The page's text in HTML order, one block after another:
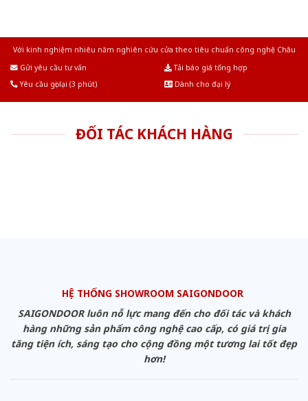
Với kinh nghiệm nhiêu năm nghiên cứu cửa theo tiêu chuẩn công nghệ Châu
Gửi yêu cầu tư vấn
Tải báo giá tổng hợp
Yêu cầu gọi lại (3 phút)
Dành cho đại lý
ĐỐI TÁC KHÁCH HÀNG
HỆ THỐNG SHOWROOM SAIGONDOOR
SAIGONDOOR luôn nỗ lực mang đến cho đối tác và khách
hàng những sản phẩm công nghệ cao cấp, có giá trị gia
tăng tiện ích, sáng tạo cho cộng đồng một tương lai tốt đẹp
hơn!